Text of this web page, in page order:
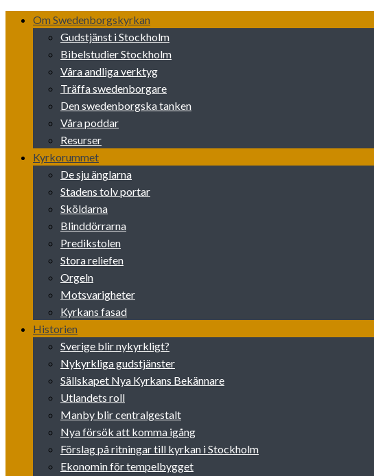
Skip
Om Swedenborgskyrkan
Gudstjänst i Stockholm
Bibelstudier Stockholm
Våra andliga verktyg
Träffa swedenborgare
Den swedenborgska tanken
Våra poddar
Resurser
Kyrkorummet
De sju änglarna
Stadens tolv portar
Sköldarna
Blinddörrarna
Predikstolen
Stora reliefen
Orgeln
Motsvarigheter
Kyrkans fasad
Historien
Sverige blir nykyrkligt?
Nykyrkliga gudstjänster
Sällskapet Nya Kyrkans Bekännare
Utlandets roll
Manby blir centralgestalt
Nya försök att komma igång
Förslag på ritningar till kyrkan i Stockholm
Ekonomin för tempelbygget